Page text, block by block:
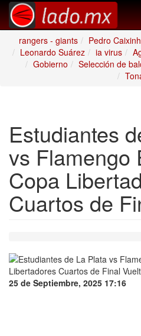
rangers - giants
Pedro
Leonardo Suárez
ia virus
Gobierno
Selección de
Estudiantes
vs Flamengo
Copa
Cuartos de
25 de Septiembre, 2025 17:16